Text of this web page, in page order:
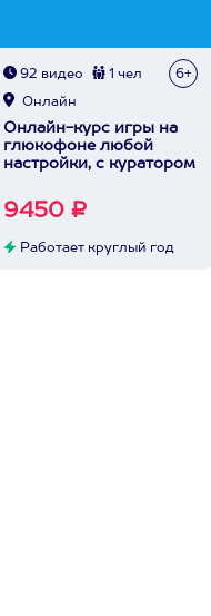
92 видео 1 чел 6+
Онлайн
Онлайн-курс игры на
глюкофоне любой
настройки, с куратором
9450 ₽
Работает круглый год